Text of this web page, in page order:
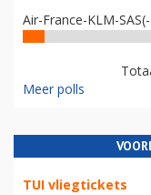
Air-France-KLM-
Meer polls
TUI vliegtickets